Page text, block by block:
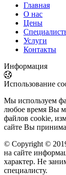
Главная
О нас
Цены
Услуги
Контакты
Информация
Использование
Мы используем
любое время Вы
файлов cookie,
сайте Вы
© Copyright ©
на сайте
характер. Не
специалисту.